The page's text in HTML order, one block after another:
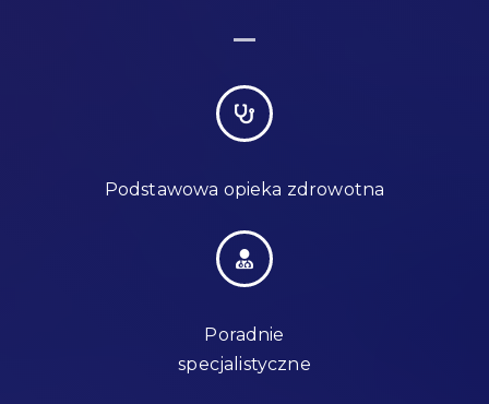
Podstawowa opieka zdrowotna
Poradnie
specjalistyczne